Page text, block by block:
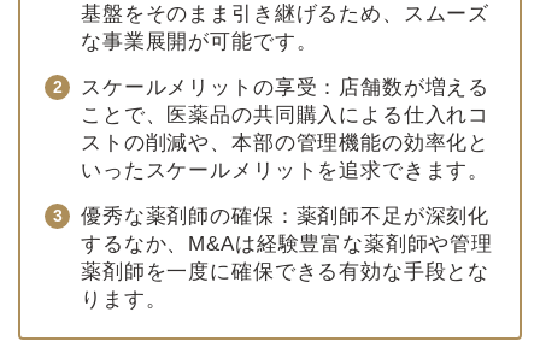
基盤をそのまま引き継げるため、スムーズ
な事業展開が可能です。
スケールメリットの享受：店舗数が増える
ことで、医薬品の共同購入による仕入れコ
ストの削減や、本部の管理機能の効率化と
いったスケールメリットを追求できます。
優秀な薬剤師の確保：薬剤師不足が深刻化
するなか、M&Aは経験豊富な薬剤師や管理
薬剤師を一度に確保できる有効な手段とな
ります。